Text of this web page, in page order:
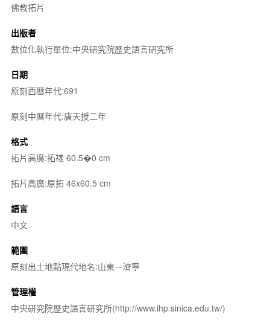
佛教拓片
出版者
數位化執行單位:中央研究院歷史語言研究所
日期
原刻西曆年代:691
原刻中曆年代:唐天授二年
格式
拓片高廣:拓裱 60.5�0 cm
拓片高廣:原拓 46x60.5 cm
語言
中文
範圍
原刻出土地點現代地名:山東－濟寧
管理權
中央研究院歷史語言研究所(http://www.ihp.sinica.edu.tw/)